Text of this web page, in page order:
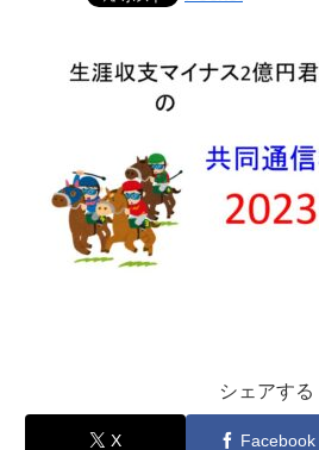
シェアする
X Facebook